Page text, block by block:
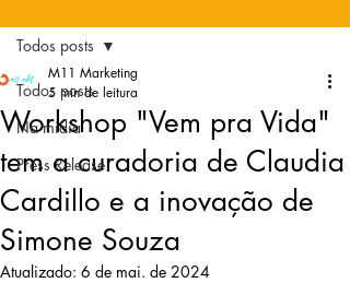
Todos posts
Na midia
Press Release
Todos posts
Workshop "Vem pra Vida"
tem a curadoria de Claudia
Cardillo e a inovação de
Simone Souza
M11 Marketing
5 min de leitura
Atualizado: 6 de mai. de 2024